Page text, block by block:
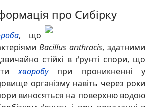
про Сибірку
, що
Bacillus anthracis, здатними
стійкі в ґрунті спори, що
хворобупри проникненні у
організму навіть через роки
виносяться на поверхню водою